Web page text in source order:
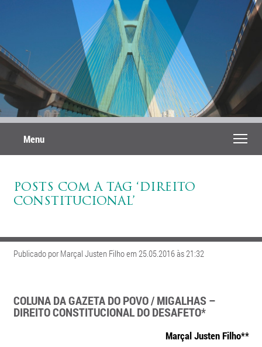
Menu
POSTS COM A TAG ‘DIREITO
CONSTITUCIONAL’
Publicado por Marçal Justen Filho em 25.05.2016 às 21:32
COLUNA DA GAZETA DO POVO / MIGALHAS –
DIREITO CONSTITUCIONAL DO DESAFETO*
Marçal Justen Filho**